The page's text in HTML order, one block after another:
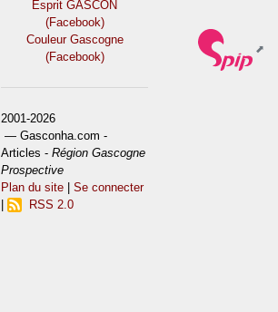
Esprit GASCON
(Facebook)
Couleur Gascogne
(Facebook)
2001-2026
— Gasconha.com -
Articles -Région Gascogne
Prospective
Plan du site |Se connecter
RSS 2.0